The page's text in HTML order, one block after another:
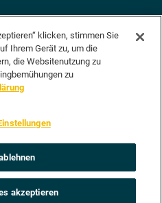
NRWHITS
doch einfach
dann so schnell wie
klicken, stimmen Sie
Ihrem Gerät zu, um die
die Websitenutzung zu
zu
akzeptieren